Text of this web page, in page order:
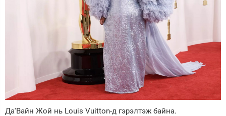
Да'Вайн Жой нь Louis Vuitton-д гэрэлтэж байна.